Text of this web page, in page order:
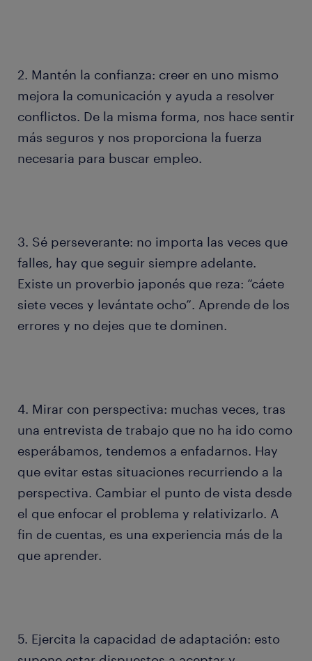
2. Mantén la confianza: creer en uno mismo
mejora la comunicación y ayuda a resolver
conflictos. De la misma forma, nos hace sentir
más seguros y nos proporciona la fuerza
necesaria para buscar empleo.
3. Sé perseverante: no importa las veces que
falles, hay que seguir siempre adelante.
Existe un proverbio japonés que reza: “cáete
siete veces y levántate ocho”. Aprende de los
errores y no dejes que te dominen.
4. Mirar con perspectiva: muchas veces, tras
una entrevista de trabajo que no ha ido como
esperábamos, tendemos a enfadarnos. Hay
que evitar estas situaciones recurriendo a la
perspectiva. Cambiar el punto de vista desde
el que enfocar el problema y relativizarlo. A
fin de cuentas, es una experiencia más de la
que aprender.
5. Ejercita la capacidad de adaptación: esto